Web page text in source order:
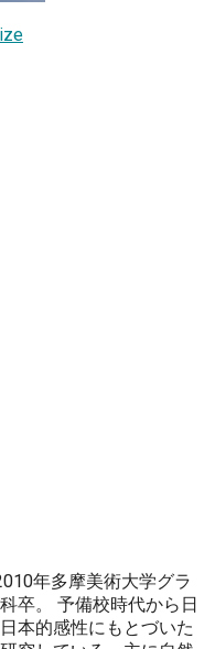
年多摩美術大学グラ
卒。 予備校時代から日
本的感性にもとづいた